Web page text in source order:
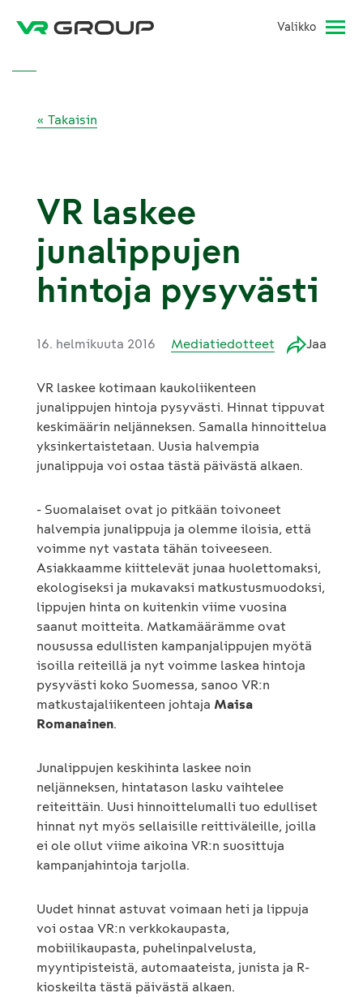
Valikko
« Takaisin
VR laskee
junalippujen
hintoja pysyvästi
16. helmikuuta 2016 Mediatiedotteet Jaa
VR laskee kotimaan kaukoliikenteen
junalippujen hintoja pysyvästi. Hinnat tippuvat
keskimäärin neljänneksen. Samalla hinnoittelua
yksinkertaistetaan. Uusia halvempia
junalippuja voi ostaa tästä päivästä alkaen.
- Suomalaiset ovat jo pitkään toivoneet
halvempia junalippuja ja olemme iloisia, että
voimme nyt vastata tähän toiveeseen.
Asiakkaamme kiittelevät junaa huolettomaksi,
ekologiseksi ja mukavaksi matkustusmuodoksi,
lippujen hinta on kuitenkin viime vuosina
saanut moitteita. Matkamäärämme ovat
nousussa edullisten kampanjalippujen myötä
isoilla reiteillä ja nyt voimme laskea hintoja
pysyvästi koko Suomessa, sanoo VR:n
matkustajaliikenteen johtaja Maisa
Romanainen.
Junalippujen keskihinta laskee noin
neljänneksen, hintatason lasku vaihtelee
reiteittäin. Uusi hinnoittelumalli tuo edulliset
hinnat nyt myös sellaisille reittiväleille, joilla
ei ole ollut viime aikoina VR:n suosittuja
kampanjahintoja tarjolla.
Uudet hinnat astuvat voimaan heti ja lippuja
voi ostaa VR:n verkkokaupasta,
mobiilikaupasta, puhelinpalvelusta,
myyntipisteistä, automaateista, junista ja R-
kioskeilta tästä päivästä alkaen.